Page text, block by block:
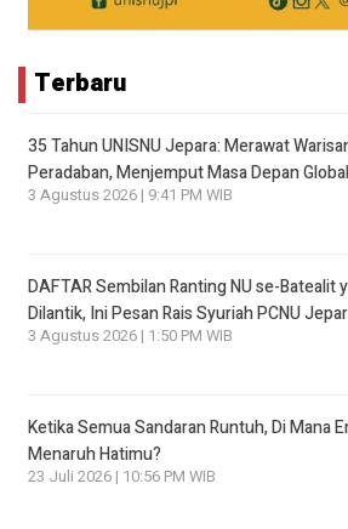
Terbaru
35 Tahun UNISNU Jepara: Merawat
Peradaban, Menjemput Masa Depan Global
3 Agustus 2026 | 9:41 PM WIB
DAFTAR Sembilan Ranting NU se-Batealit
Dilantik, Ini Pesan Rais Syuriah PCNU
3 Agustus 2026 | 1:50 PM WIB
Ketika Semua Sandaran Runtuh, Di Mana
Menaruh Hatimu?
23 Juli 2026 | 10:56 PM WIB